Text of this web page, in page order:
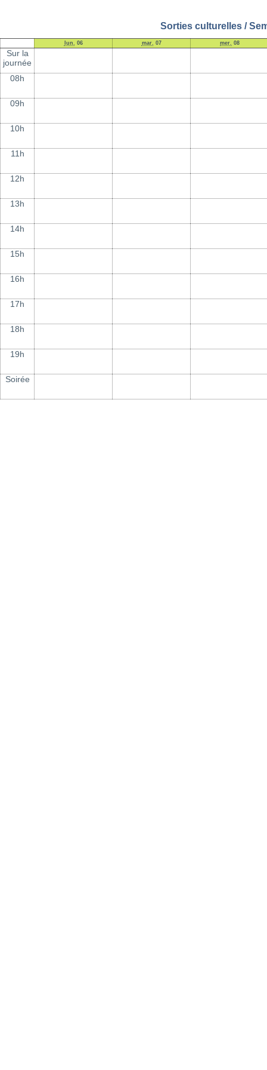
Sorties culturelles /
lun. 06 mar. 07 mer. 08
Sur la
journée
08h
09h
10h
11h
12h
13h
14h
15h
16h
17h
18h
19h
Soirée